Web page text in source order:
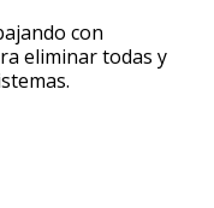
con
eliminar todas y